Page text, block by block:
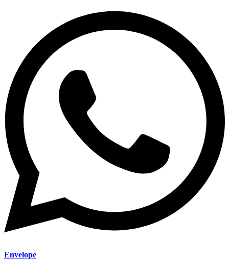
Envelope